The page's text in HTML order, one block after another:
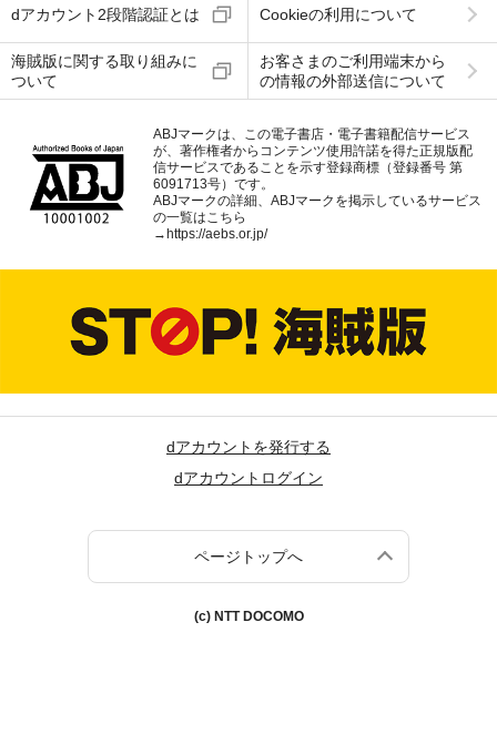
dアカウント2段階認証とは Cookieの利用について
海賊版に関する取り組みに
ついて
お客さまのご利用端末から
の情報の外部送信について
ABJマークは、この電子書店・電子書籍配信サービス
が、著作権者からコンテンツ使用許諾を得た正規版配
信サービスであることを示す登録商標（登録番号 第
6091713号）です。
ABJマークの詳細、ABJマークを掲示しているサービス
の一覧はこちら
→https://aebs.or.jp/
dアカウントを発行する
dアカウントログイン
ページトップへ
(c) NTT DOCOMO